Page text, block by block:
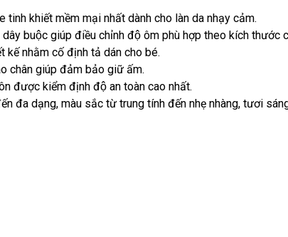
khiết mềm mại nhất dành cho làn da nhạy cảm.
buộc giúp điều chỉnh độ ôm phù hợp theo kích thước
kế nhằm cố định tả dán cho bé.
chân giúp đảm bảo giữ ấm.
được kiểm định độ an toàn cao nhất.
đa dạng, màu sắc từ trung tính đến nhẹ nhàng, tươi